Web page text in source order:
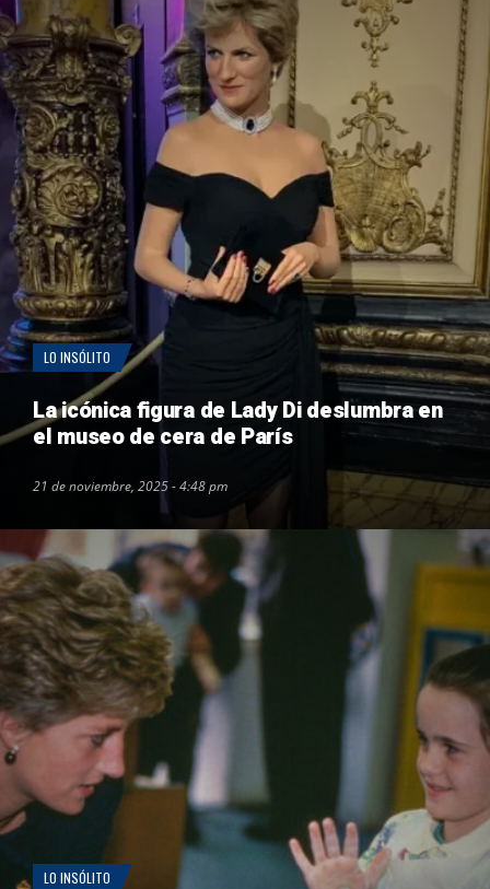
LO INSÓLITO
La icónica figura de Lady Di deslumbra en
el museo de cera de París
21 de noviembre, 2025 - 4:48 pm
LO INSÓLITO